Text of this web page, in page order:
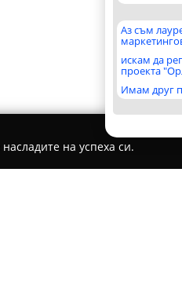
Аз съм
искам да
проекта
Имам друг
на успеха си.